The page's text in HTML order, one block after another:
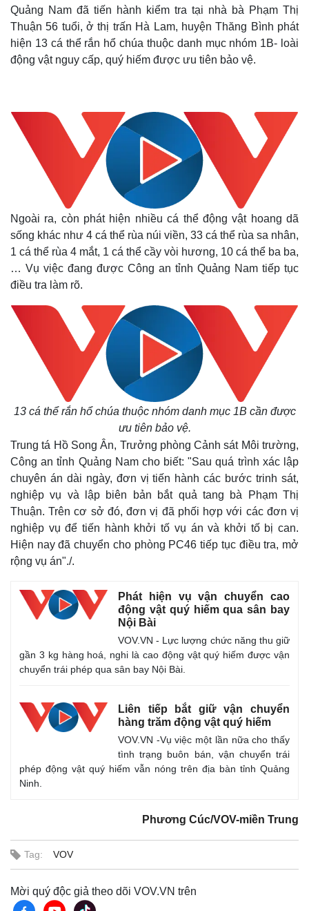
Quan sát
Cuộc sống đó đây
Video
Ảnh
Infographic
Quảng Nam đã tiến hành kiểm tra tại nhà bà Phạm Thị
Thuận 56 tuổi, ở thị trấn Hà Lam, huyện Thăng Bình phát
hiện 13 cá thể rắn hổ chúa thuộc danh mục nhóm 1B- loài
động vật nguy cấp, quý hiếm được ưu tiên bảo vệ.
Ngoài ra, còn phát hiện nhiều cá thể động vật hoang dã
sống khác như 4 cá thể rùa núi viền, 33 cá thể rùa sa nhân,
1 cá thể rùa 4 mắt, 1 cá thể cầy vòi hương, 10 cá thể ba ba,
… Vụ việc đang được Công an tỉnh Quảng Nam tiếp tục
điều tra làm rõ.
13 cá thể rắn hổ chúa thuộc nhóm danh mục 1B cần được
ưu tiên bảo vệ.
Trung tá Hồ Song Ân, Trưởng phòng Cảnh sát Môi trường,
Công an tỉnh Quảng Nam cho biết: "Sau quá trình xác lập
chuyên án dài ngày, đơn vị tiến hành các bước trinh sát,
nghiệp vụ và lập biên bản bắt quả tang bà Phạm Thị
Thuận.Trên cơ sở đó, đơn vị đã phối hợp với các đơn vị
nghiệp vụ để tiến hành khởi tố vụ án và khởi tố bị can.
Hiện nay đã chuyển cho phòng PC46 tiếp tục điều tra, mở
rộng vụ án"./.
Phát hiện vụ vận chuyển cao
động vật quý hiếm qua sân bay
Nội Bài
VOV.VN - Lực lượng chức năng thu giữ
gần 3 kg hàng hoá, nghi là cao động vật quý hiếm được vận
chuyển trái phép qua sân bay Nội Bài.
Liên tiếp bắt giữ vận chuyển
hàng trăm động vật quý hiếm
VOV.VN -Vụ việc một lần nữa cho thấy
tình trạng buôn bán, vận chuyển trái
phép động vật quý hiếm vẫn nóng trên địa bàn tỉnh Quảng
Ninh.
Phương Cúc/VOV-miền Trung
Tag: VOV
Mời quý độc giả theo dõi VOV.VN trên